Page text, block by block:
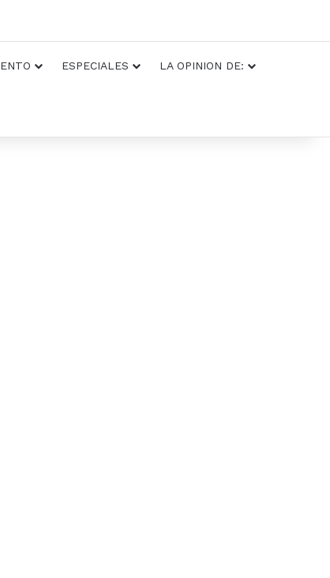
ESPECIALES LA OPINION DE: